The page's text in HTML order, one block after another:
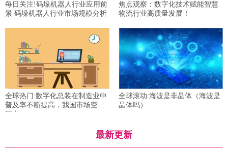
每日关注!码垛机器人行业应用前
景 码垛机器人行业市场规模分析
焦点观察：数字化技术赋能智慧
物流行业高质量发展！
全球热门:数字化总装在制造业中
普及率不断提高，我国市场空间
巨大
全球滚动:海波是非晶体（海波是
晶体吗）
最新更新